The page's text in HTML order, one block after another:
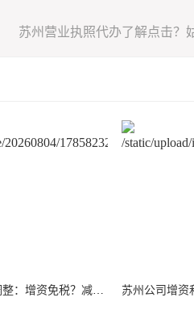
苏州公司注册资金调整：增资免税？减资要缴 20% 个税？一文理清